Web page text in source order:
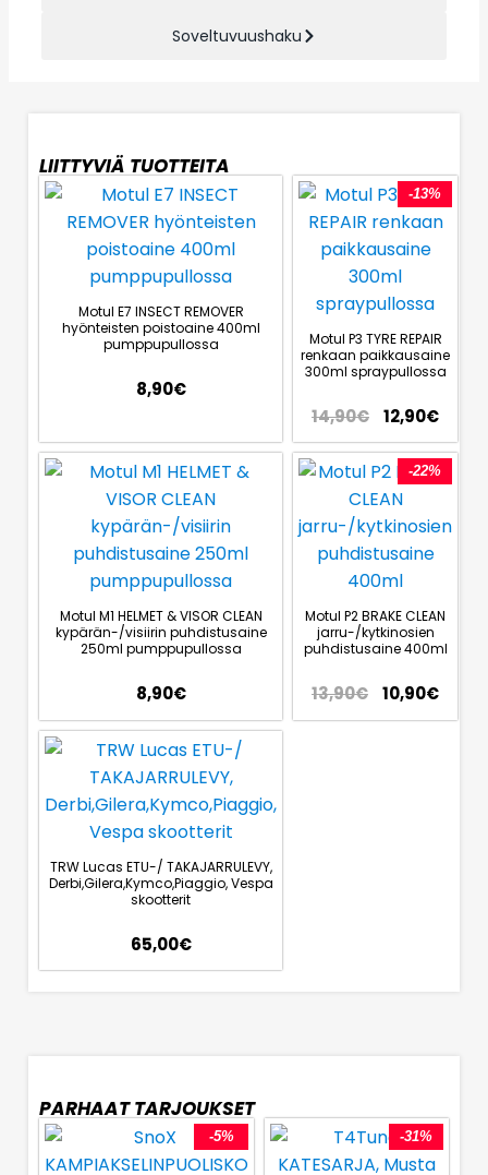
Soveltuvuushaku
LIITTYVIÄ TUOTTEITA
Motul E7 INSECT REMOVER
hyönteisten poistoaine 400ml
pumppupullossa
8,90€
-13%
Motul P3 TYRE REPAIR
renkaan paikkausaine
300ml spraypullossa
14,90€ 12,90€
Motul M1 HELMET & VISOR CLEAN
kypärän-/visiirin puhdistusaine
250ml pumppupullossa
8,90€
-22%
Motul P2 BRAKE CLEAN
jarru-/kytkinosien
puhdistusaine 400ml
13,90€ 10,90€
TRW Lucas ETU-/ TAKAJARRULEVY,
Derbi,Gilera,Kymco,Piaggio, Vespa
skootterit
65,00€
PARHAAT TARJOUKSET
-5% -31%